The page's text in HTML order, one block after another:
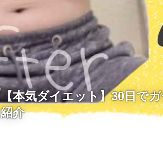
【本気ダイエット】30日で
紹介